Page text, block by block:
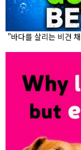
"바다를 살리는 비건